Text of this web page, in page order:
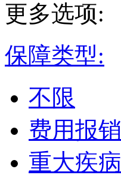
更多选项:
保障类型:
不限
费用报销
重大疾病